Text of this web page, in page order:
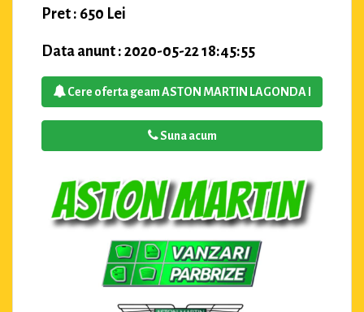
Pret : 650 Lei
Data anunt : 2020-05-22 18:45:55
Cere oferta geam ASTON MARTIN LAGONDA I
Suna acum